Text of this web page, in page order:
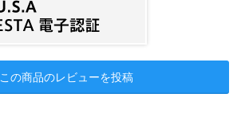
この商品のレビューを投稿